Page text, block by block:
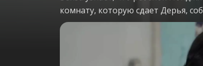
комнату, которую сдает Дерья,